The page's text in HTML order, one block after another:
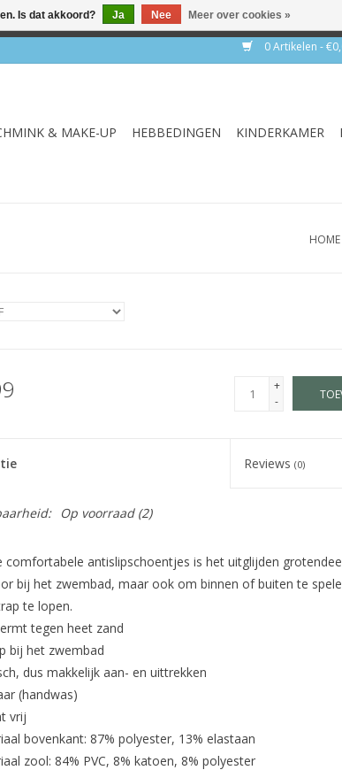
0 Artikelen -
& MAKE-UP HEBBEDINGEN KINDERKAMER
HOME
+
-
Reviews(0)
Op voorraad(2)
comfortabele antislipschoentjes is het uitglijden
bij het zwembad, maar ook om binnen of buiten te
te lopen.
tegen heet zand
bij het zwembad
dus makkelijk aan- en uittrekken
(handwas)
vrij
bovenkant: 87% polyester, 13% elastaan
zool: 84% PVC, 8% katoen, 8% polyester
Is dat akkoord? Ja Nee Meer over cookies »
vanaf €75 ✔ Levertijd 1-3 werkdagen